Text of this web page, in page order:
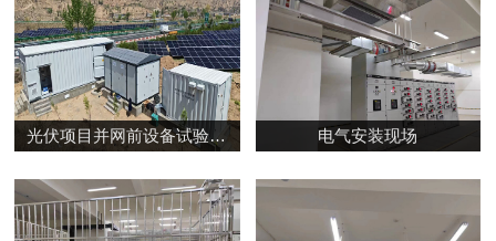
光伏项目并网前设备试验及 检测。 电气安装现场